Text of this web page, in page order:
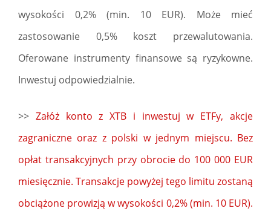
wysokości 0,2% (min. 10 EUR). Może mieć
zastosowanie 0,5% koszt przewalutowania.
Oferowane instrumenty finansowe są ryzykowne.
Inwestuj odpowiedzialnie.
>> Załóż konto z XTB i inwestuj w ETFy, akcje
zagraniczne oraz z polski w jednym miejscu. Bez
opłat transakcyjnych przy obrocie do 100 000 EUR
miesięcznie. Transakcje powyżej tego limitu zostaną
obciążone prowizją w wysokości 0,2% (min. 10 EUR).